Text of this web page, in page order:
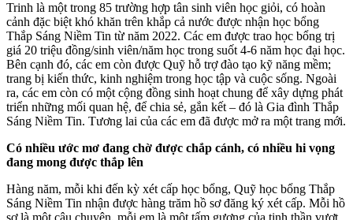
Trinh là một trong 85 trường hợp tân sinh viên học giỏi, có hoàn
cảnh đặc biệt khó khăn trên khắp cả nước được nhận học bổng
Thắp Sáng Niềm Tin từ năm 2022. Các em được trao học bổng trị
giá 20 triệu đồng/sinh viên/năm học trong suốt 4-6 năm học đại học.
Bên cạnh đó, các em còn được Quỹ hỗ trợ đào tạo kỹ năng mềm;
trang bị kiến thức, kinh nghiệm trong học tập và cuộc sống. Ngoài
ra, các em còn có một cộng đồng sinh hoạt chung để xây dựng phát
triển những mối quan hệ, để chia sẻ, gắn kết – đó là Gia đình Thắp
Sáng Niềm Tin. Tương lai của các em đã được mở ra một trang mới.
Có nhiều ước mơ đang chờ được chắp cánh, có nhiều hi vọng
đang mong được thắp lên
Hàng năm, mỗi khi đến kỳ xét cấp học bổng, Quỹ học bổng Thắp
Sáng Niềm Tin nhận được hàng trăm hồ sơ đăng ký xét cấp. Mỗi hồ
sơ là một câu chuyện, mỗi em là một tấm gương của tinh thần vượt